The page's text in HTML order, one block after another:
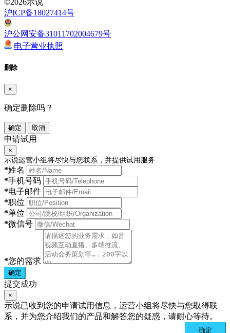
©2026示说
沪ICP备18027414号
沪公网安备31011702004679号
电子营业执照
删除
×
确定删除吗？
确定 取消
申请试用
×
示说运营小组将尽快与您联系，并提供试用服务
*姓名
*手机号码
*电子邮件
*职位
*单位
*微信号
*您的需求
确定
提交成功
×
示说已收到您的申请试用信息，运营小组将尽快与您取得联
系，并为您介绍我们的产品和解答您的疑惑，请耐心等待。
确定